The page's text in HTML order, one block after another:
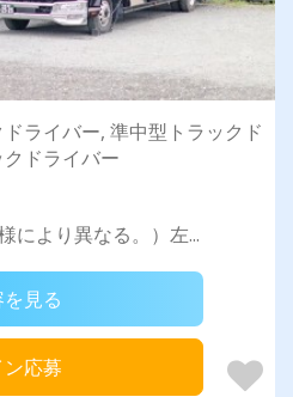
ライバー, 準中型トラックド
ドライバー
により異なる。）左...
見る
応募